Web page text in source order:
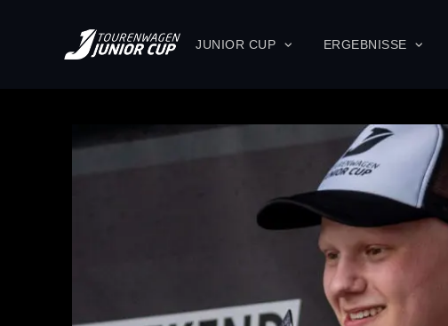
JUNIOR CUP ERGEBNISSE